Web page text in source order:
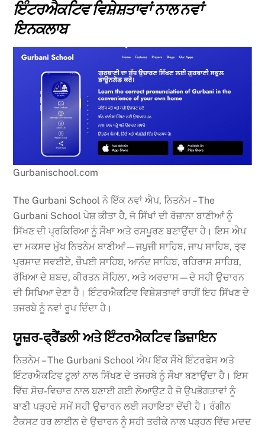
ਇੰਟਰਐਕਟਿਵ ਵਿਸ਼ੇਸ਼ਤਾਵਾਂ ਨਾਲ ਨਵਾਂ
ਇਨਕਲਾਬ
Gurbanischool.com
The Gurbani School ਨੇ ਇੱਕ ਨਵਾਂ ਐਪ, ਨਿਤਨੇਮ – The
Gurbani School ਪੇਸ਼ ਕੀਤਾ ਹੈ, ਜੋ ਸਿੱਖਾਂ ਦੀ ਰੋਜ਼ਾਨਾ ਬਾਣੀਆਂ ਨੂੰ
ਸਿੱਖਣ ਦੀ ਪ੍ਰਕਿਰਿਆ ਨੂੰ ਸੌਖਾ ਅਤੇ ਰਸਪੂਰਣ ਬਣਾਉਂਦਾ ਹੈ। ਇਸ ਐਪ
ਦਾ ਮਕਸਦ ਮੁੱਖ ਨਿਤਨੇਮ ਬਾਣੀਆਂ—ਜਪੁਜੀ ਸਾਹਿਬ, ਜਾਪ ਸਾਹਿਬ, ਤ੍ਵ
ਪ੍ਰਸਾਦ ਸਵਈਏ, ਚੌਪਈ ਸਾਹਿਬ, ਆਨੰਦ ਸਾਹਿਬ, ਰਹਿਰਾਸ ਸਾਹਿਬ,
ਰੱਖਿਆ ਦੇ ਸ਼ਬਦ, ਕੀਰਤਨ ਸੋਹਿਲਾ, ਅਤੇ ਅਰਦਾਸ—ਦੇ ਸਹੀ ਉਚਾਰਨ
ਦੀ ਸਿਖਿਆ ਦੇਣਾ ਹੈ। ਇੰਟਰਐਕਟਿਵ ਵਿਸ਼ੇਸ਼ਤਾਵਾਂ ਰਾਹੀਂ ਇਹ ਸਿੱਖਣ ਦੇ
ਤਜਰਬੇ ਨੂੰ ਨਵਾਂ ਰੂਪ ਦਿੰਦਾ ਹੈ।
ਯੂਜ਼ਰ-ਫ੍ਰੈਂਡਲੀ ਅਤੇ ਇੰਟਰਐਕਟਿਵ ਡਿਜ਼ਾਇਨ
ਨਿਤਨੇਮ – The Gurbani School ਐਪ ਇੱਕ ਸੌਖੇ ਇੰਟਰਫੇਸ ਅਤੇ
ਇੰਟਰਐਕਟਿਵ ਟੂਲਾਂ ਨਾਲ ਸਿੱਖਣ ਦੇ ਤਜਰਬੇ ਨੂੰ ਸੌਖਾ ਬਣਾਉਂਦਾ ਹੈ। ਇਸ
ਵਿੱਚ ਸੋਚ-ਵਿਚਾਰ ਨਾਲ ਬਣਾਈ ਗਈ ਲੇਆਉਟ ਹੈ ਜੋ ਉਪਭੋਗਤਾਵਾਂ ਨੂੰ
ਬਾਣੀ ਪੜ੍ਹਦੇ ਸਮੇਂ ਸਹੀ ਉਚਾਰਨ ਲਈ ਸਹਾਇਤਾ ਦੇਂਦੀ ਹੈ। ਰੰਗੀਨ
ਟੈਕਸਟ ਹਰ ਲਾਈਨ ਦੇ ਉਚਾਰਨ ਨੂੰ ਸਹੀ ਤਰੀਕੇ ਨਾਲ ਪੜ੍ਹਨ ਵਿੱਚ ਮਦਦ